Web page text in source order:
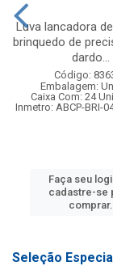
Luva lancadora
brinquedo de
dardo...
Código:
Embalagem:
Caixa Com: 24
Inmetro: ABCP-BRI-
Faça seu
cadastre-se
comprar.
Seleção